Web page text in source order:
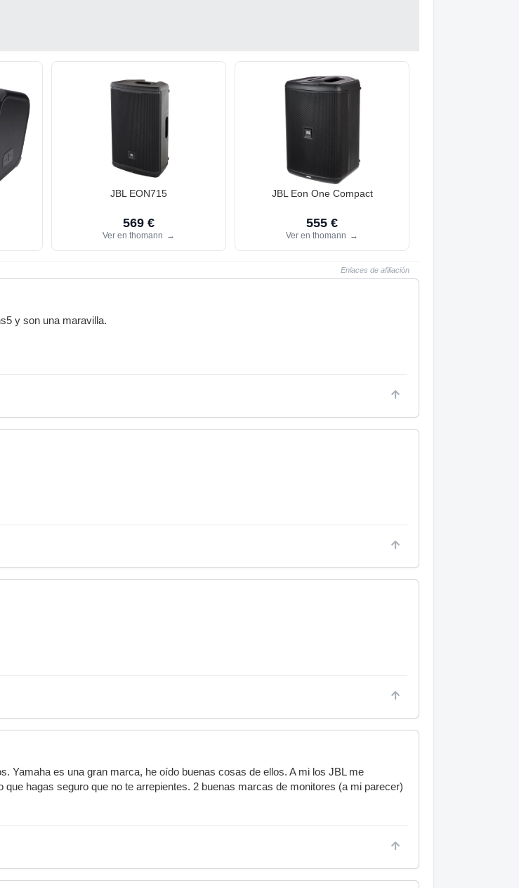
JBL EON715
569 €
Ver en thomann →
JBL Eon One Compact
555 €
Ver en thomann →
Enlaces de afiliación
y son una maravilla.
Yamaha es una gran marca, he oído buenas cosas de ellos. A mi los JBL me
hagas seguro que no te arrepientes. 2 buenas marcas de monitores (a mi parecer)